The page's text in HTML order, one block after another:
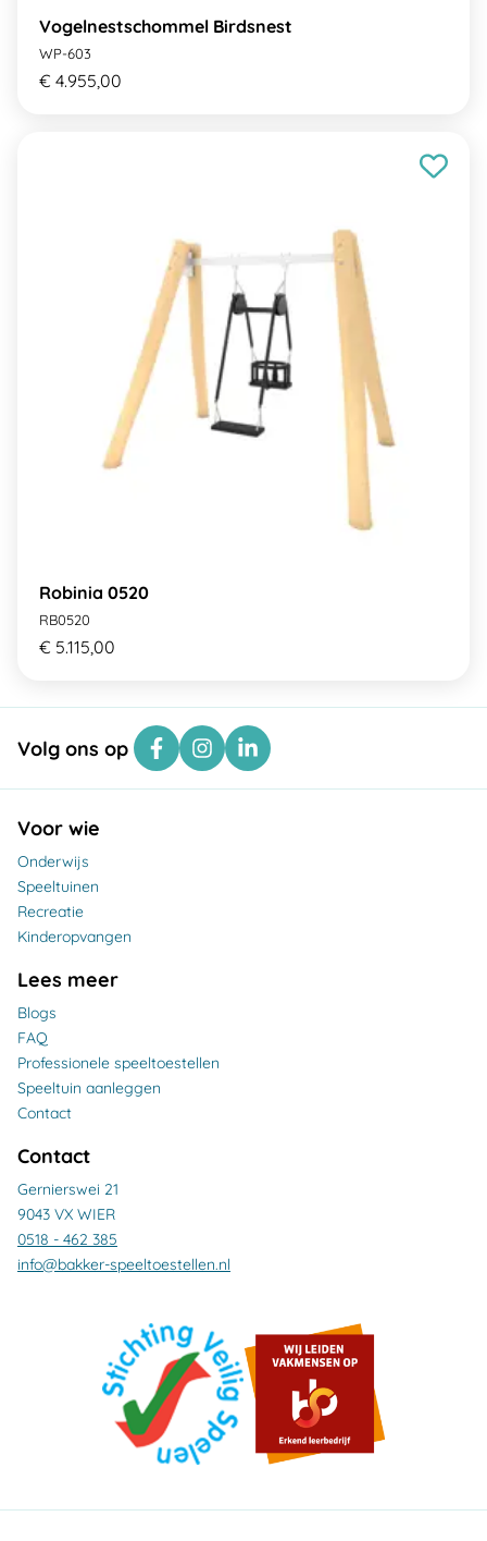
Vogelnestschommel Birdsnest
WP-603
€ 4.955,00
Robinia 0520
RB0520
€ 5.115,00
Volg ons op
Voor wie
Onderwijs
Speeltuinen
Recreatie
Kinderopvangen
Lees meer
Blogs
FAQ
Professionele speeltoestellen
Speeltuin aanleggen
Contact
Contact
Gernierswei 21
9043 VX WIER
0518 - 462 385
info@bakker-speeltoestellen.nl